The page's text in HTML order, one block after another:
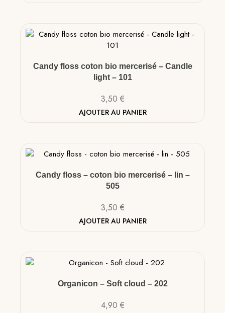
Candy floss coton bio mercerisé – Candle
light – 101
3,50 €
AJOUTER AU PANIER
Candy floss – coton bio mercerisé – lin –
505
3,50 €
AJOUTER AU PANIER
Organicon – Soft cloud – 202
4,90 €